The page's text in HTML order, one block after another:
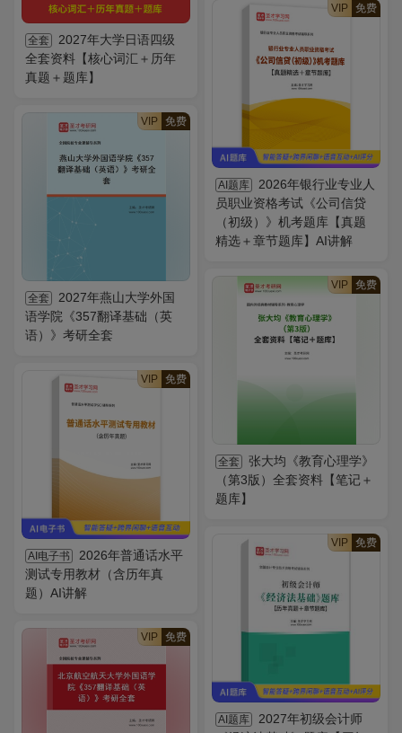
全套
2027年大学日语四级
全套资料【核心词汇＋历年
真题＋题库】
VIP 免费
AI题库
2026年银行业专业人
员职业资格考试《公司信贷
（初级）》机考题库【真题
精选＋章节题库】AI讲解
VIP 免费
全套
2027年燕山大学外国
语学院《357翻译基础（英
语）》考研全套
VIP 免费
全套
张大均《教育心理学》
（第3版）全套资料【笔记＋
题库】
VIP 免费
AI电子书
2026年普通话水平
测试专用教材（含历年真
题）AI讲解
VIP 免费
AI题库
2027年初级会计师
VIP 免费